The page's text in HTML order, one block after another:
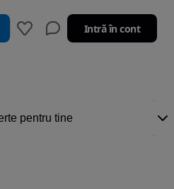
Intră în cont